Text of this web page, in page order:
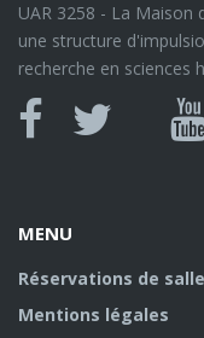
UAR 3258 - La Maison
une structure
recherche en sciences
MENU
Réservations de
Mentions légales